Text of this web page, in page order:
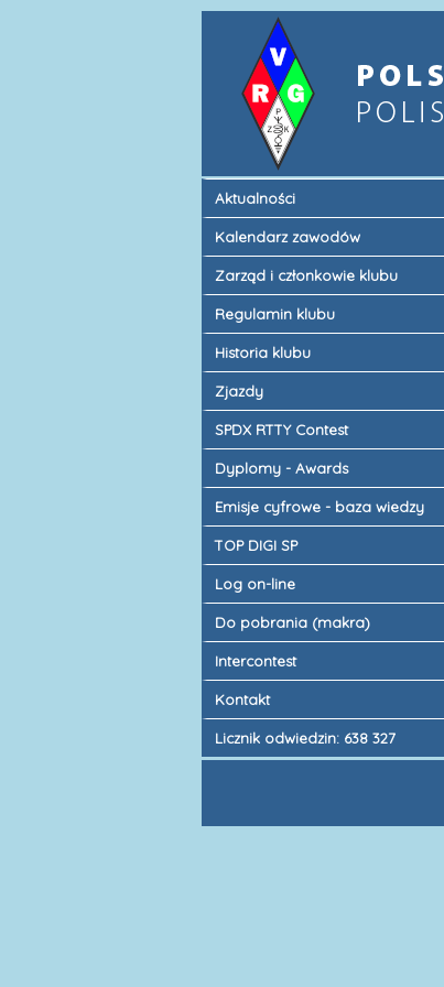
Aktualności
Kalendarz zawodów
Zarząd i członkowie klubu
Regulamin klubu
Historia klubu
Zjazdy
SPDX RTTY Contest
Dyplomy - Awards
Emisje cyfrowe - baza wiedzy
TOP DIGI SP
Log on-line
Do pobrania (makra)
Intercontest
Kontakt
Licznik odwiedzin: 638 327